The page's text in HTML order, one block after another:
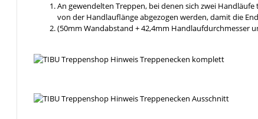
An gewendelten Treppen, bei denen sich zwei
von der Handlauflänge abgezogen werden, damit die
(50mm Wandabstand + 42,4mm Handlaufdurchmesser